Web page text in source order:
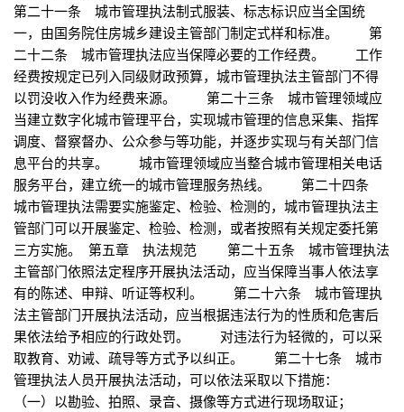
第二十一条 城市管理执法制式服装、标志标识应当全国统
一，由国务院住房城乡建设主管部门制定式样和标准。 第
二十二条 城市管理执法应当保障必要的工作经费。 工作
经费按规定已列入同级财政预算，城市管理执法主管部门不得
以罚没收入作为经费来源。 第二十三条 城市管理领域应
当建立数字化城市管理平台，实现城市管理的信息采集、指挥
调度、督察督办、公众参与等功能，并逐步实现与有关部门信
息平台的共享。 城市管理领域应当整合城市管理相关电话
服务平台，建立统一的城市管理服务热线。 第二十四条
城市管理执法需要实施鉴定、检验、检测的，城市管理执法主
管部门可以开展鉴定、检验、检测，或者按照有关规定委托第
三方实施。 第五章 执法规范 第二十五条 城市管理执法
主管部门依照法定程序开展执法活动，应当保障当事人依法享
有的陈述、申辩、听证等权利。 第二十六条 城市管理执
法主管部门开展执法活动，应当根据违法行为的性质和危害后
果依法给予相应的行政处罚。 对违法行为轻微的，可以采
取教育、劝诫、疏导等方式予以纠正。 第二十七条 城市
管理执法人员开展执法活动，可以依法采取以下措施：
（一）以勘验、拍照、录音、摄像等方式进行现场取证；